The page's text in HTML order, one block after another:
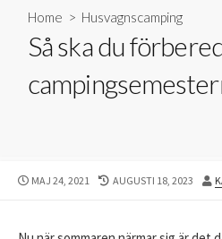
Home > Husvagnscamping
Så ska du
PUBLISHED
MAJ 24, 2021
LAST
AUGUSTI 18, 2023